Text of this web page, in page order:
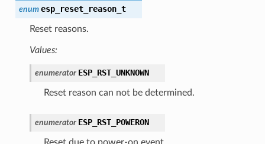
enum esp_reset_reason_t
Reset reasons.
Values:
enumerator ESP_RST_UNKNOWN
Reset reason can not be determined.
enumerator ESP_RST_POWERON